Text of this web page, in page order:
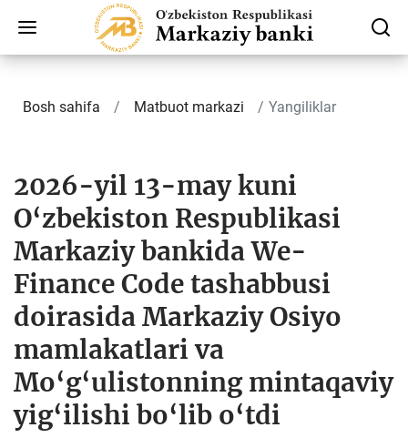
Bosh sahifa Matbuot markazi Yangiliklar
2026-yil 13-may kuni
O‘zbekiston Respublikasi
Markaziy bankida We-
Finance Code tashabbusi
doirasida Markaziy Osiyo
mamlakatlari va
Mo‘g‘ulistonning mintaqaviy
yig‘ilishi bo‘lib o‘tdi